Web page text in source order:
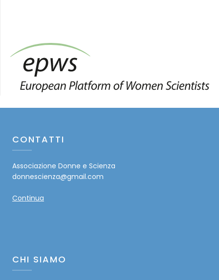
CONTATTI
Associazione Donne e Scienza
donnescienza@gmail.com
Continua
CHI SIAMO